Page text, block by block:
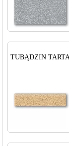
TUBĄDZIN